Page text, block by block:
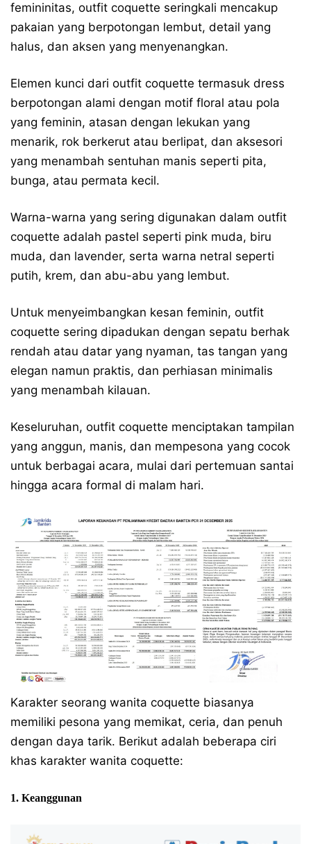
femininitas, outfit coquette seringkali mencakup
pakaian yang berpotongan lembut, detail yang
halus, dan aksen yang menyenangkan.
Elemen kunci dari outfit coquette termasuk dress
berpotongan alami dengan motif floral atau pola
yang feminin, atasan dengan lekukan yang
menarik, rok berkerut atau berlipat, dan aksesori
yang menambah sentuhan manis seperti pita,
bunga, atau permata kecil.
Warna-warna yang sering digunakan dalam outfit
coquette adalah pastel seperti pink muda, biru
muda, dan lavender, serta warna netral seperti
putih, krem, dan abu-abu yang lembut.
Untuk menyeimbangkan kesan feminin, outfit
coquette sering dipadukan dengan sepatu berhak
rendah atau datar yang nyaman, tas tangan yang
elegan namun praktis, dan perhiasan minimalis
yang menambah kilauan.
Keseluruhan, outfit coquette menciptakan tampilan
yang anggun, manis, dan mempesona yang cocok
untuk berbagai acara, mulai dari pertemuan santai
hingga acara formal di malam hari.
Karakter seorang wanita coquette biasanya
memiliki pesona yang memikat, ceria, dan penuh
dengan daya tarik. Berikut adalah beberapa ciri
khas karakter wanita coquette:
1. Keanggunan